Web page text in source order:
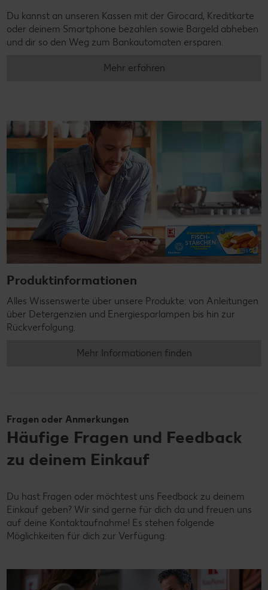
Du kannst an unseren Kassen mit der Girocard, Kreditkarte
oder deinem Smartphone bezahlen sowie Bargeld abheben
und dir so den Weg zum Bankautomaten ersparen.
Mehr erfahren
Produktinformationen
Alles Wissenswerte über unsere Produkte: von Anleitungen
über Detergenzien und Energiesparlampen bis hin zur
Rückverfolgung.
Mehr Informationen finden
Fragen oder Anmerkungen
Häufige Fragen und Feedback
zu deinem Einkauf
Du hast Fragen oder möchtest uns Feedback zu deinem
Einkauf geben? Wir sind gerne für dich da und freuen uns
auf deine Kontaktaufnahme! Es stehen folgende
Möglichkeiten für dich zur Verfügung.